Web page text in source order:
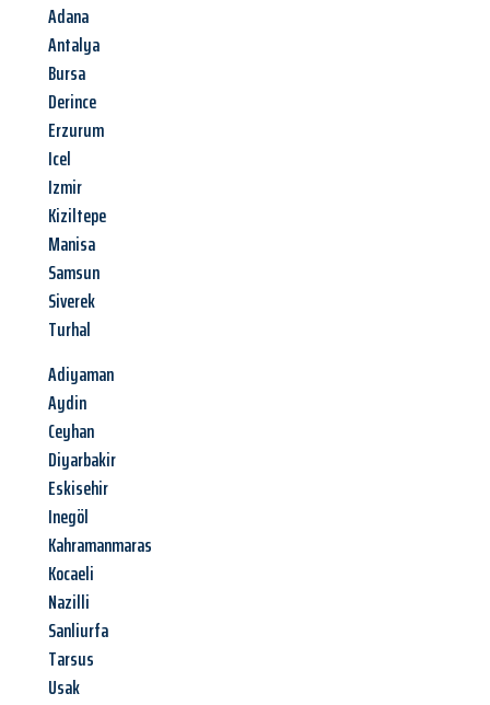
Adana
Antalya
Bursa
Derince
Erzurum
Icel
Izmir
Kiziltepe
Manisa
Samsun
Siverek
Turhal
Adiyaman
Aydin
Ceyhan
Diyarbakir
Eskisehir
Inegöl
Kahramanmaras
Kocaeli
Nazilli
Sanliurfa
Tarsus
Usak